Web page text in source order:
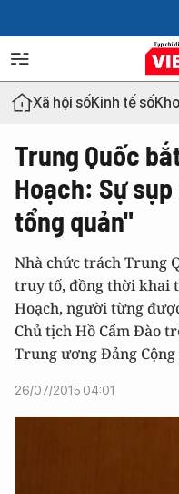
Xã hội sốKinh tế số
Trung Quốc
Hoạch: Sự
tổng quản"
Nhà chức trách Trung
truy tố, đồng thời khai
Hoạch, người từng
Chủ tịch Hồ Cẩm Đào
Trung ương Đảng Cộng
26/07/2015 04:01